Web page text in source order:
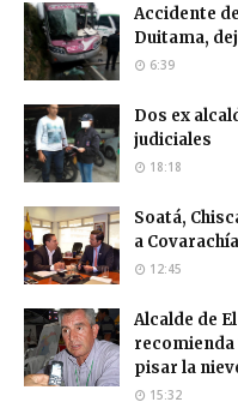
Accidente
Duitama,
6:39
Dos ex
judiciales
18:18
Soatá,
a
12:45
Alcalde de
recomienda
pisar la
15:32